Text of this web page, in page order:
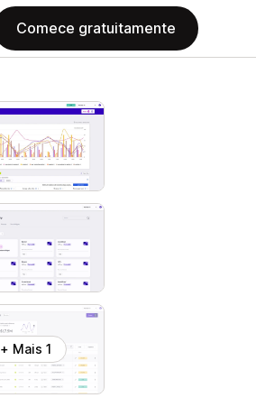
Comece gratuitamente
+ Mais 1